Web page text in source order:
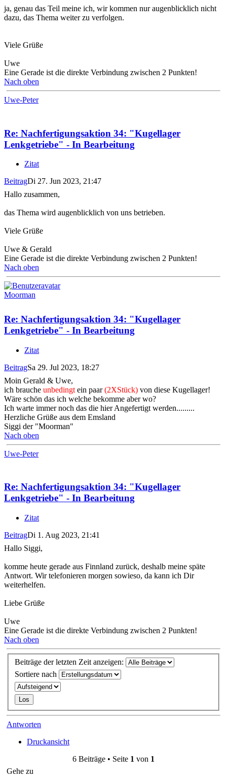
ja, genau das Teil meine ich, wir kommen nur augenblicklich nicht
dazu, das Thema weiter zu verfolgen.
Viele Grüße
Uwe
Eine Gerade ist die direkte Verbindung zwischen 2 Punkten!
Nach oben
Uwe-Peter
Re: Nachfertigungsaktion 34: "Kugellager
Lenkgetriebe" - In Bearbeitung
Zitat
BeitragDi 27. Jun 2023, 21:47
Hallo zusammen,
das Thema wird augenblicklich von uns betrieben.
Viele Grüße
Uwe & Gerald
Eine Gerade ist die direkte Verbindung zwischen 2 Punkten!
Nach oben
Moorman
Re: Nachfertigungsaktion 34: "Kugellager
Lenkgetriebe" - In Bearbeitung
Zitat
BeitragSa 29. Jul 2023, 18:27
Moin Gerald & Uwe,
ich brauche unbedingt ein paar(2XStück) von diese Kugellager!
Wäre schön das ich welche bekomme aber wo?
Ich warte immer noch das die hier Angefertigt werden.........
Herzliche Grüße aus dem Emsland
Siggi der "Moorman"
Nach oben
Uwe-Peter
Re: Nachfertigungsaktion 34: "Kugellager
Lenkgetriebe" - In Bearbeitung
Zitat
BeitragDi 1. Aug 2023, 21:41
Hallo Siggi,
komme heute gerade aus Finnland zurück, deshalb meine späte
Antwort. Wir telefonieren morgen sowieso, da kann ich Dir
weiterhelfen.
Liebe Grüße
Uwe
Eine Gerade ist die direkte Verbindung zwischen 2 Punkten!
Nach oben
Beiträge der letzten Zeit anzeigen:
Sortiere nach
Antworten
Druckansicht
6 Beiträge • Seite 1 von 1
Gehe zu